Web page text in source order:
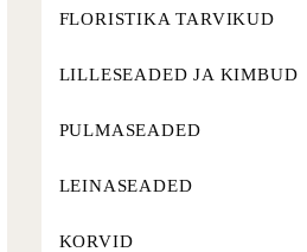
FLORISTIKA TARVIKUD
LILLESEADED JA KIMBUD
PULMASEADED
LEINASEADED
KORVID